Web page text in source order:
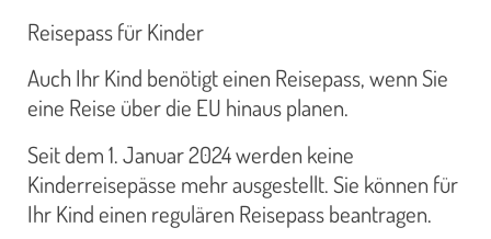
Reisepass für Kinder
Auch Ihr Kind benötigt einen Reisepass, wenn Sie
eine Reise über die EU hinaus planen.
Seit dem 1. Januar 2024 werden keine
Kinderreisepässe mehr ausgestellt. Sie können für
Ihr Kind einen regulären Reisepass beantragen.